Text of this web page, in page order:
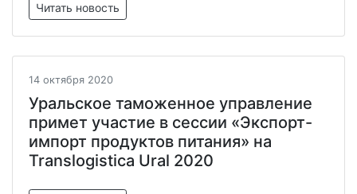
Читать новость
14 октября 2020
Уральское таможенное управление
примет участие в сессии «Экспорт-
импорт продуктов питания» на
Translogistica Ural 2020